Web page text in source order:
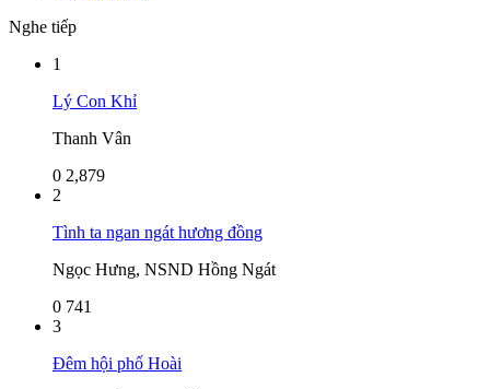
Nghe tiếp
1
Lý Con Khỉ
Thanh Vân
0 2,879
2
Tình ta ngan ngát hương đồng
Ngọc Hưng, NSND Hồng Ngát
0 741
3
Đêm hội phố Hoài